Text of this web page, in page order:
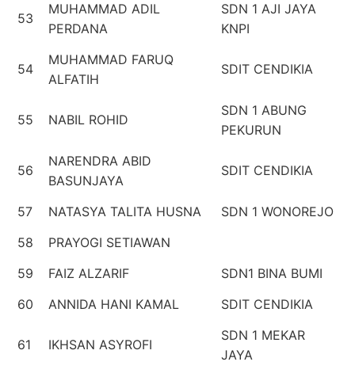
53
MUHAMMAD ADIL
PERDANA
SDN 1 AJI JAYA
KNPI
54
MUHAMMAD FARUQ
ALFATIH
SDIT CENDIKIA
55 NABIL ROHID
SDN 1 ABUNG
PEKURUN
56
NARENDRA ABID
BASUNJAYA
SDIT CENDIKIA
57 NATASYA TALITA HUSNA
SDN 1 WONOREJO
58
PRAYOGI SETIAWAN
59
FAIZ ALZARIF
SDN1 BINA BUMI
60
ANNIDA HANI KAMAL SDIT CENDIKIA
61 IKHSAN ASYROFI
SDN 1 MEKAR
JAYA